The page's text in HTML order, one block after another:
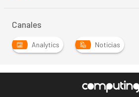
Canales
Analytics Noticias